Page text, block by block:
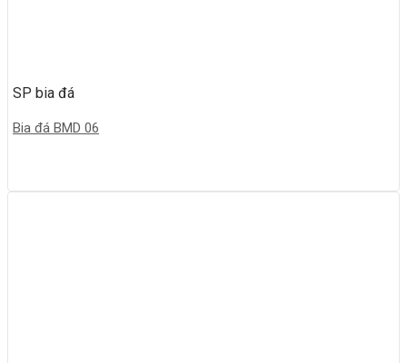
SP bia đá
Bia đá BMD 06